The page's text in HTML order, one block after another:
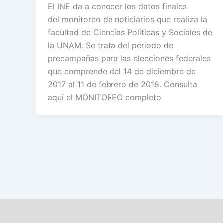
El INE da a conocer los datos finales
del monitoreo de noticiarios que realiza la
facultad de Ciencias Políticas y Sociales de
la UNAM. Se trata del periodo de
precampañas para las elecciones federales
que comprende del 14 de diciembre de
2017 al 11 de febrero de 2018. Consulta
aquí el MONITOREO completo